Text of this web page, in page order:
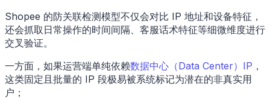
Shopee 的防关联检测模型不仅会对比 IP 地址和设备特征，
还会抓取日常操作的时间间隔、客服话术特征等细微维度进行
交叉验证。
一方面，如果运营端单纯依赖数据中心（Data Center）IP ，
这类固定且批量的 IP 段极易被系统标记为潜在的非真实用
户；